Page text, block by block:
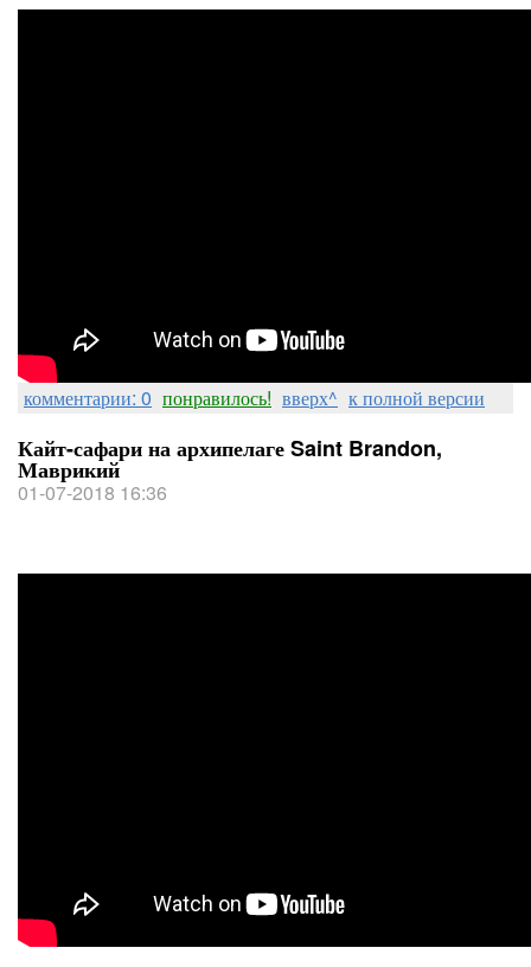
комментарии: 0 понравилось! вверх^ к полной версии
Кайт-сафари на архипелаге Saint Brandon,
Маврикий
01-07-2018 16:36